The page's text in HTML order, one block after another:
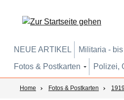
NEUE ARTIKEL Militaria -
Fotos & Postkarten
Polizei,
Home Fotos & Postkarten